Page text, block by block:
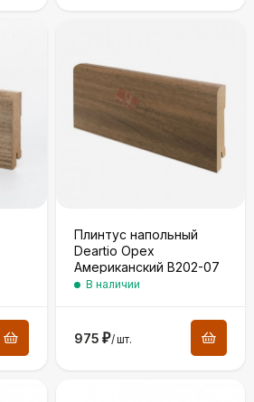
Плинтус напольный
Deartio Орех
Американский B202-07
В наличии
975 ₽/шт.